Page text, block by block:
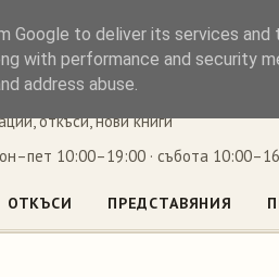
ъгъл
откъси, нови книги
10:00–19:00 · събота
ОТКЪСИ ПРЕДСТАВЯНИЯ
Google to deliver its services
with performance and security
address abuse.